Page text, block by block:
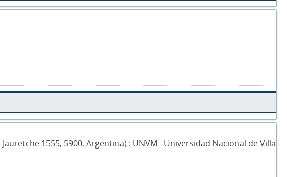
1555, 5900, Argentina) : UNVM - Universidad Nacional de Villa